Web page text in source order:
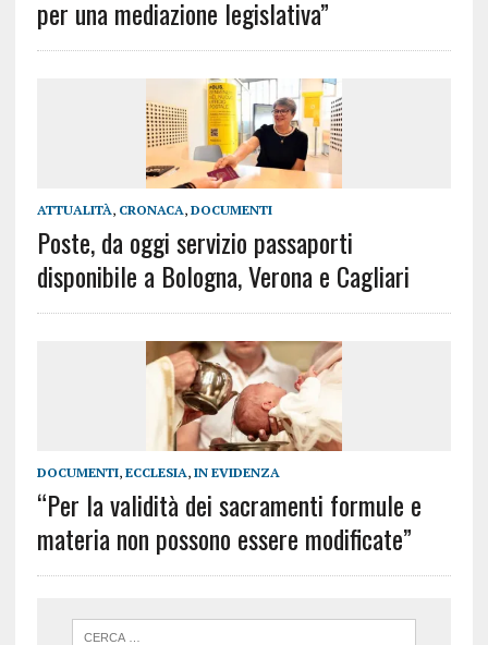
per una mediazione legislativa”
ATTUALITÀ, CRONACA, DOCUMENTI
Poste, da oggi servizio passaporti
disponibile a Bologna, Verona e Cagliari
DOCUMENTI, ECCLESIA, IN EVIDENZA
“Per la validità dei sacramenti formule e
materia non possono essere modificate”